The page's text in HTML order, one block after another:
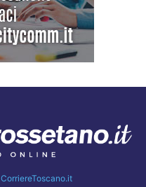
CorriereToscano.it